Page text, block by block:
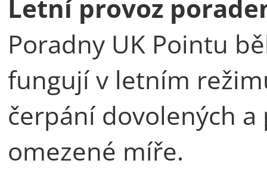
Letní provoz
Poradny UK Pointu
fungují v letním
čerpání dovolených
omezené míře.